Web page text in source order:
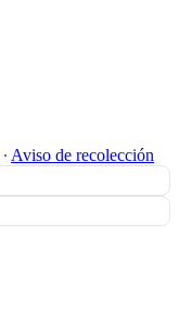
∙ Aviso de recolección